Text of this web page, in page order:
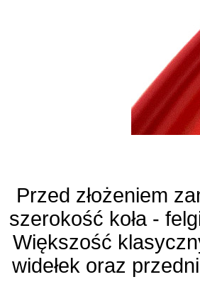
Przed złożeniem
szerokość koła -
Większość
widełek oraz